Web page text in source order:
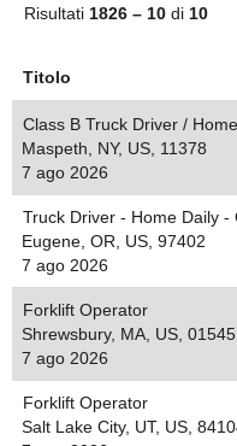
Risultati 1826 – 10 di 10
Titolo
Class B Truck Driver /
Maspeth, NY, US, 11378
7 ago 2026
Truck Driver - Home Daily -
Eugene, OR, US, 97402
7 ago 2026
Forklift Operator
Shrewsbury, MA, US, 01545
7 ago 2026
Forklift Operator
Salt Lake City, UT, US,